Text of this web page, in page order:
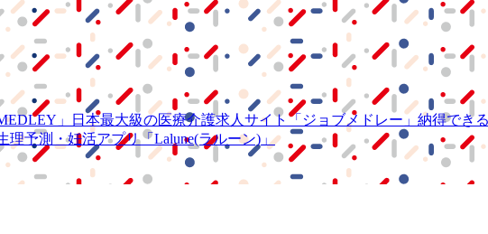
」 日本最大級の医療介護求人サイト 「ジョブメドレー」 納得できる
理予測・妊活アプリ「Lalune(ラルーン)」